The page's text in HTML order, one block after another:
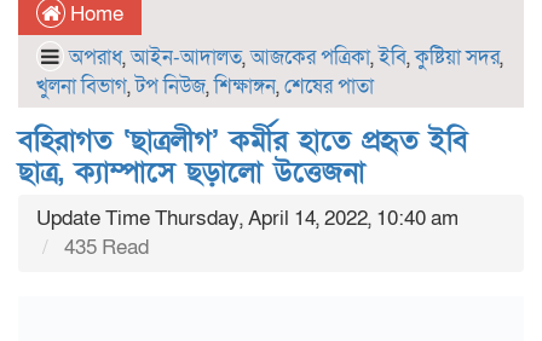
Home
অপরাধ,আইন-আদালত,আজকের পত্রিকা,ইবি,কুষ্টিয়া সদর,
খুলনা বিভাগ,টপ নিউজ,শিক্ষাঙ্গন,শেষের পাতা
বহিরাগত ‘ছাত্রলীগ’ কর্মীর হাতে প্রহৃত ইবি
ছাত্র, ক্যাম্পাসে ছড়ালো উত্তেজনা
Update Time Thursday, April 14, 2022, 10:40 am
435 Read